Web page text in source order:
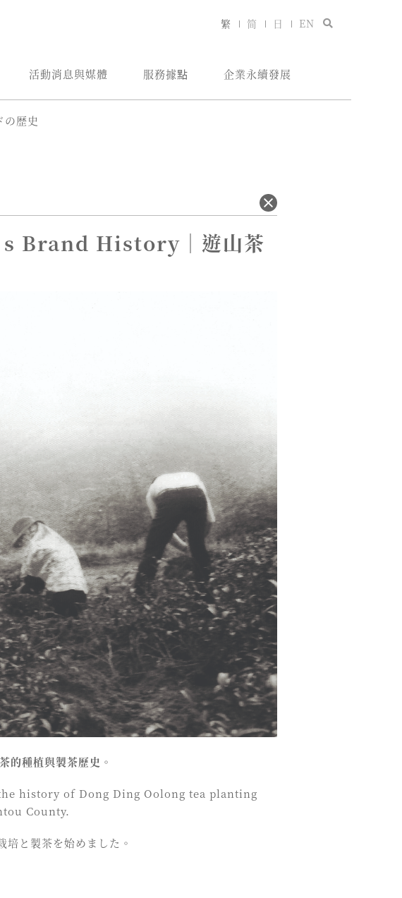
活動消息與媒體 服務據點 企業永續發展
繁 简 日 EN
歴史
Brand History｜遊山茶
的種植與製茶歷史。
history of Dong Ding Oolong tea planting
County.
と製茶を始めました。